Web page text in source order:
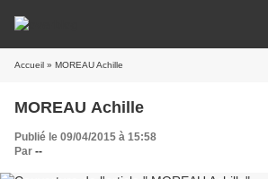
Accueil » MOREAU Achille
MOREAU Achille
Publié le 09/04/2015 à 15:58
Par --